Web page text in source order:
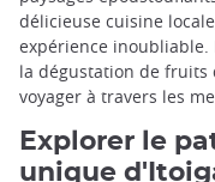
délicieuse cuisine
expérience inoubliable.
la dégustation de fruits
voyager à travers les
Explorer le
unique